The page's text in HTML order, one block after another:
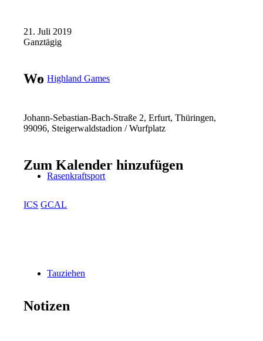
Highland Games
Rasenkraftsport
Tauziehen
21. Juli 2019
Ganztägig
Wo
Johann-Sebastian-Bach-Straße 2, Erfurt, Thüringen,
99096, Steigerwaldstadion / Wurfplatz
Zum Kalender hinzufügen
ICS GCAL
Notizen